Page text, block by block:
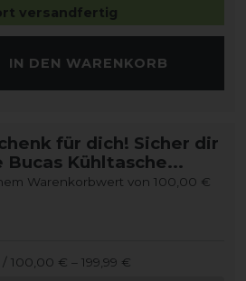
versandfertig
IN DEN WARENKORB
für dich! Sicher dir
Bucas Kühltasche...
Warenkorbwert von 100,00 €
100,00 € – 199,99 €